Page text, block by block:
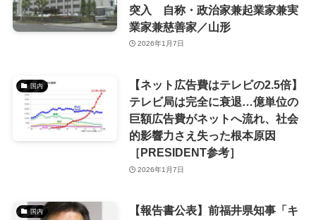
突入 自称・政治家兼起業家兼実
業家兼慈善家／山形
2026年1月7日
国内
【ネット広告費はテレビの2.5倍】
テレビ局は完全に衰退…億単位の
巨額広告費がネットへ流れ、社会
的影響力さえ失った根本原因
［PRESIDENT参考］
2026年1月7日
国内
【報告書公表】前福井県知事「キ